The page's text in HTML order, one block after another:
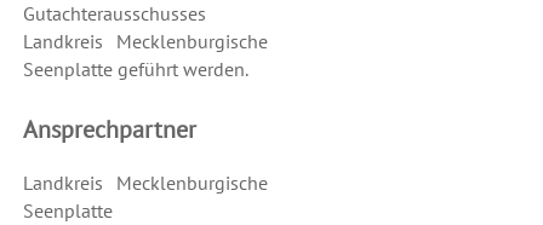
Gutachterausschusses
Landkreis Mecklenburgische
Seenplatte geführt werden.
Ansprechpartner
Landkreis Mecklenburgische
Seenplatte